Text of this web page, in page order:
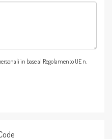
in base al Regolamento UE n.